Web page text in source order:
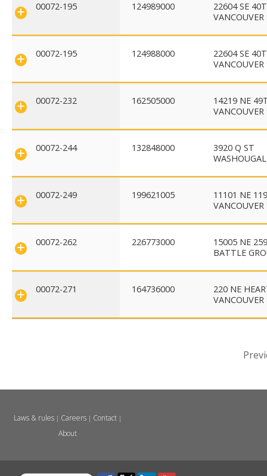
00072-195 124989000
22604 SE
00072-195 124988000
22604 SE
00072-232 162505000
14219 NE
00072-244 132848000
3920 Q ST
00072-249 199621005
11101 NE
00072-262 226773000
15005 NE
BATTLE
00072-271 164736000
220 NE
Laws & rules| Careers| Contact|
About